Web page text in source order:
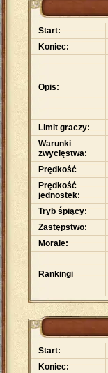
Start:
Koniec:
Opis:
Limit graczy:
Warunki
zwycięstwa:
Prędkość
Prędkość
jednostek:
Tryb śpiący:
Zastępstwo:
Morale:
Rankingi
Start:
Koniec: